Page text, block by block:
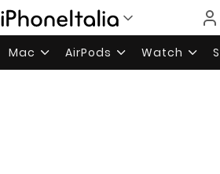
Mac AirPods Watch